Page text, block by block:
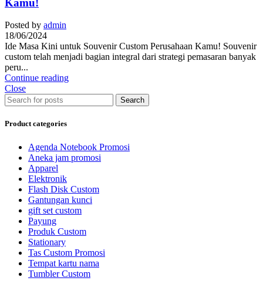
Posted by admin
18/06/2024
Ide Masa Kini untuk Souvenir Custom Perusahaan Kamu! Souvenir
custom telah menjadi bagian integral dari strategi pemasaran banyak
peru...
Continue reading
Close
Search
Product categories
Agenda Notebook Promosi
Aneka jam promosi
Apparel
Elektronik
Flash Disk Custom
Gantungan kunci
gift set custom
Payung
Produk Custom
Stationary
Tas Custom Promosi
Tempat kartu nama
Tumbler Custom